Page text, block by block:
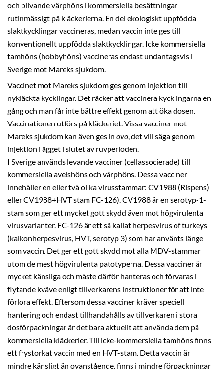
och blivande värphöns i kommersiella besättningar
rutinmässigt på kläckerierna. En del ekologiskt uppfödda
slaktkycklingar vaccineras, medan vaccin inte ges till
konventionellt uppfödda slaktkycklingar. Icke kommersiella
tamhöns (hobbyhöns) vaccineras endast undantagsvis i
Sverige mot Mareks sjukdom.
Vaccinet mot Mareks sjukdom ges genom injektion till
nykläckta kycklingar. Det räcker att vaccinera kycklingarna en
gång och man får inte bättre effekt genom att öka dosen.
Vaccinationen utförs på kläckeriet. Vissa vacciner mot
Mareks sjukdom kan även ges in ovo, det vill säga genom
injektion i ägget i slutet av ruvperioden.
I Sverige används levande vacciner (cellassocierade) till
kommersiella avelshöns och värphöns. Dessa vacciner
innehåller en eller två olika virusstammar: CV1988 (Rispens)
eller CV1988+HVT stam FC-126). CV1988 är en serotyp-1-
stam som ger ett mycket gott skydd även mot högvirulenta
virusvarianter. FC-126 är ett så kallat herpesvirus of turkeys
(kalkonherpesvirus, HVT, serotyp 3) som har använts länge
som vaccin. Det ger ett gott skydd mot alla MDV-stammar
utom de mest högvirulenta patotyperna. Dessa vacciner är
mycket känsliga och måste därför hanteras och förvaras i
flytande kväve enligt tillverkarens instruktioner för att inte
förlora effekt. Eftersom dessa vacciner kräver speciell
hantering och endast tillhandahålls av tillverkaren i stora
dosförpackningar är det bara aktuellt att använda dem på
kommersiella kläckerier. Till icke-kommersiella tamhöns finns
ett frystorkat vaccin med en HVT-stam. Detta vaccin är
mindre känsligt än ovanstående, finns i mindre förpackningar